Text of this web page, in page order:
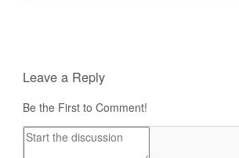
Leave a Reply
Be the First to Comment!